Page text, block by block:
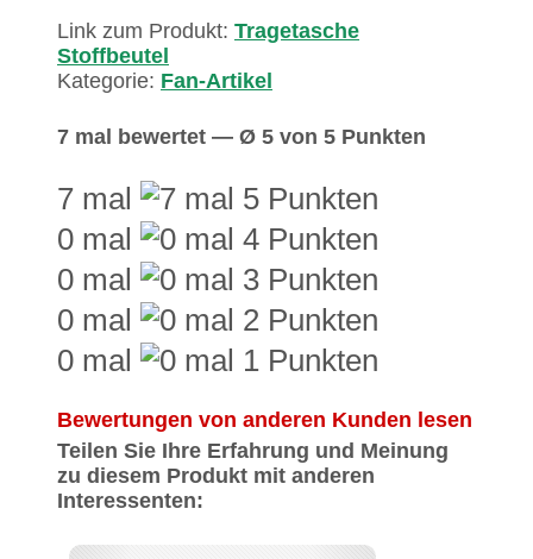
Link zum Produkt: Tragetasche
Stoffbeutel
Kategorie: Fan-Artikel
7 mal bewertet — Ø 5 von 5 Punkten
7 mal
0 mal
0 mal
0 mal
0 mal
Bewertungen von anderen Kunden lesen
Teilen Sie Ihre Erfahrung und Meinung
zu diesem Produkt mit anderen
Interessenten: